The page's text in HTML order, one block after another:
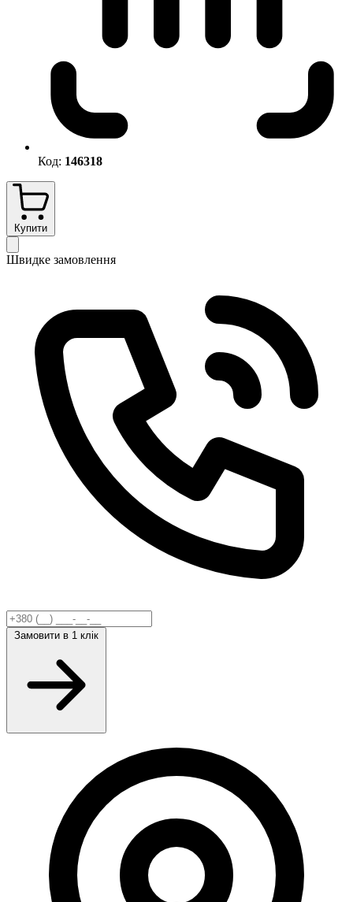
Код: 146318
Купити
Швидке замовлення
Замовити в 1 клік